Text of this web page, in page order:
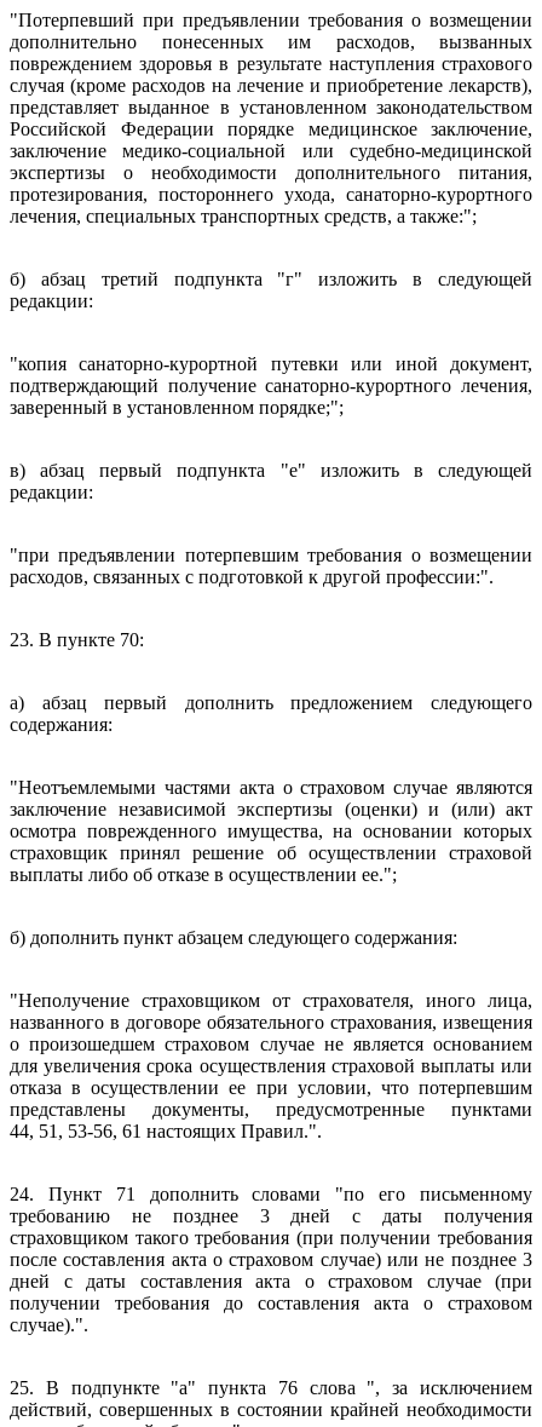
"Потерпевший при предъявлении требования о возмещении
дополнительно понесенных им расходов, вызванных
повреждением здоровья в результате наступления страхового
случая (кроме расходов на лечение и приобретение лекарств),
представляет выданное в установленном законодательством
Российской Федерации порядке медицинское заключение,
заключение медико-социальной или судебно-медицинской
экспертизы о необходимости дополнительного питания,
протезирования, постороннего ухода, санаторно-курортного
лечения, специальных транспортных средств, а также:";
б) абзац третий подпункта "г" изложить в следующей
редакции:
"копия санаторно-курортной путевки или иной документ,
подтверждающий получение санаторно-курортного лечения,
заверенный в установленном порядке;";
в) абзац первый подпункта "е" изложить в следующей
редакции:
"при предъявлении потерпевшим требования о возмещении
расходов, связанных с подготовкой к другой профессии:".
23. В пункте 70:
а) абзац первый дополнить предложением следующего
содержания:
"Неотъемлемыми частями акта о страховом случае являются
заключение независимой экспертизы (оценки) и (или) акт
осмотра поврежденного имущества, на основании которых
страховщик принял решение об осуществлении страховой
выплаты либо об отказе в осуществлении ее.";
б) дополнить пункт абзацем следующего содержания:
"Неполучение страховщиком от страхователя, иного лица,
названного в договоре обязательного страхования, извещения
о произошедшем страховом случае не является основанием
для увеличения срока осуществления страховой выплаты или
отказа в осуществлении ее при условии, что потерпевшим
представлены документы, предусмотренные пунктами
44, 51, 53-56, 61 настоящих Правил.".
24. Пункт 71 дополнить словами "по его письменному
требованию не позднее 3 дней с даты получения
страховщиком такого требования (при получении требования
после составления акта о страховом случае) или не позднее 3
дней с даты составления акта о страховом случае (при
получении требования до составления акта о страховом
случае).".
25. В подпункте "а" пункта 76 слова ", за исключением
действий, совершенных в состоянии крайней необходимости